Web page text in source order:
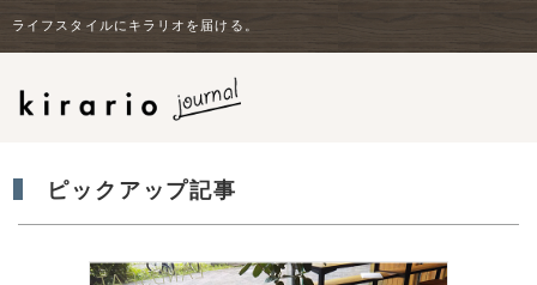
ライフスタイルにキラリオを届ける。
ピックアップ記事